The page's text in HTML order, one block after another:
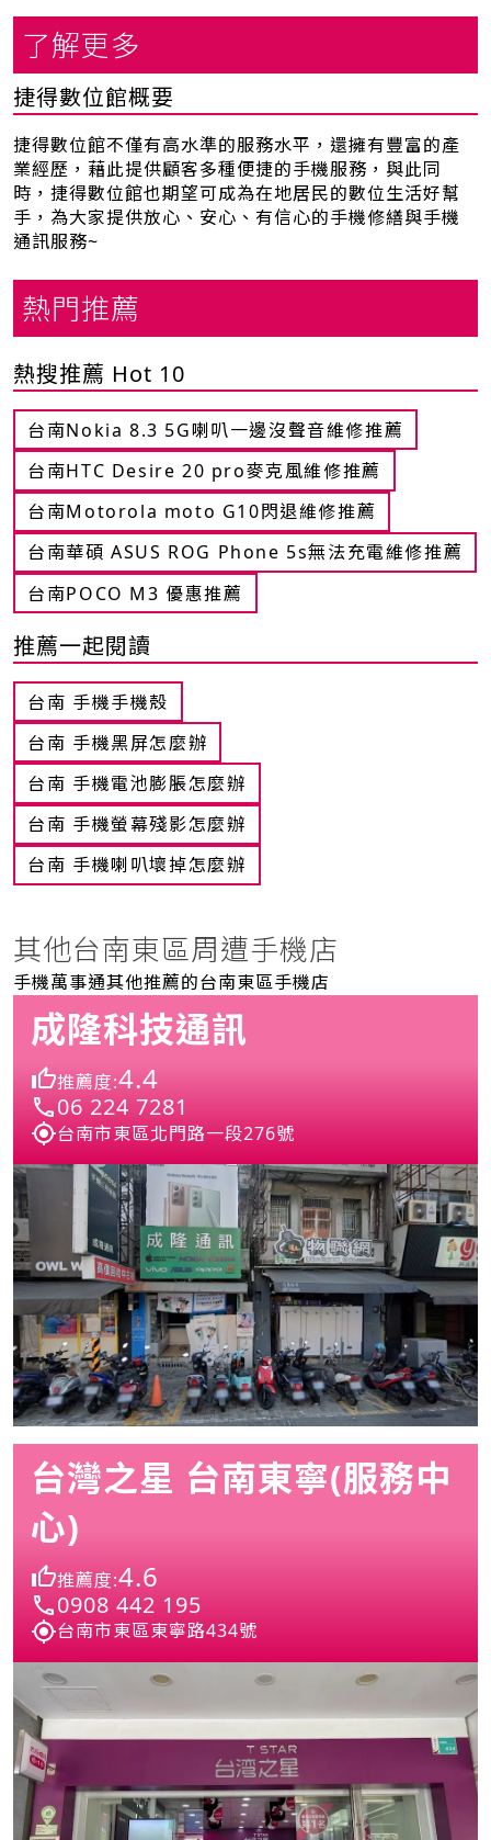
了解更多
捷得數位館概要
捷得數位館不僅有高水準的服務水平，還擁有豐富的產
業經歷，藉此提供顧客多種便捷的手機服務，與此同
時，捷得數位館也期望可成為在地居民的數位生活好幫
手，為大家提供放心、安心、有信心的手機修繕與手機
通訊服務~
熱門推薦
熱搜推薦 Hot 10
台南Nokia 8.3 5G喇叭一邊沒聲音維修推薦
台南HTC Desire 20 pro麥克風維修推薦
台南Motorola moto G10閃退維修推薦
台南華碩 ASUS ROG Phone 5s無法充電維修推薦
台南POCO M3 優惠推薦
推薦一起閱讀
台南 手機手機殼
台南 手機黑屏怎麼辦
台南 手機電池膨脹怎麼辦
台南 手機螢幕殘影怎麼辦
台南 手機喇叭壞掉怎麼辦
其他台南東區周遭手機店
手機萬事通其他推薦的台南東區手機店
成隆科技通訊
推薦度:4.4
06 224 7281
台南市東區北門路一段276號
台灣之星 台南東寧(服務中
心)
推薦度:4.6
0908 442 195
台南市東區東寧路434號